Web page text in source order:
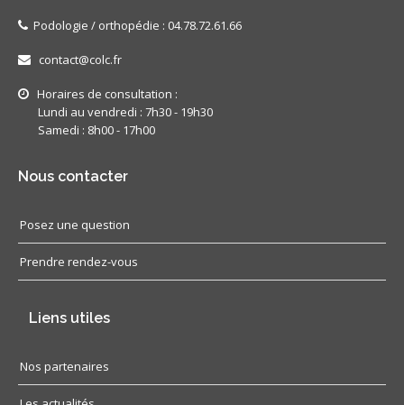
Podologie / orthopédie : 04.78.72.61.66
contact@colc.fr
Horaires de consultation :
Lundi au vendredi : 7h30 - 19h30
Samedi : 8h00 - 17h00
Nous contacter
Posez une question
Prendre rendez-vous
Liens utiles
Nos partenaires